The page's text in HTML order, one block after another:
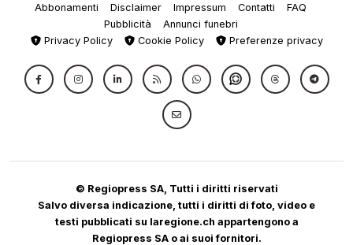
Abbonamenti Disclaimer Impressum Contatti
FAQ
Pubblicità
Annunci funebri
Privacy Policy
Cookie Policy Preferenze privacy
© Regiopress SA, Tutti i diritti riservati
Salvo diversa indicazione, tutti i diritti di foto, video e
testi pubblicati su laregione.ch appartengono a
Regiopress SA o ai suoi fornitori.